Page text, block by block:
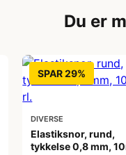
Du er
SPAR 29%
DIVERSE
Elastiksnor, rund,
tykkelse 0,8 mm,